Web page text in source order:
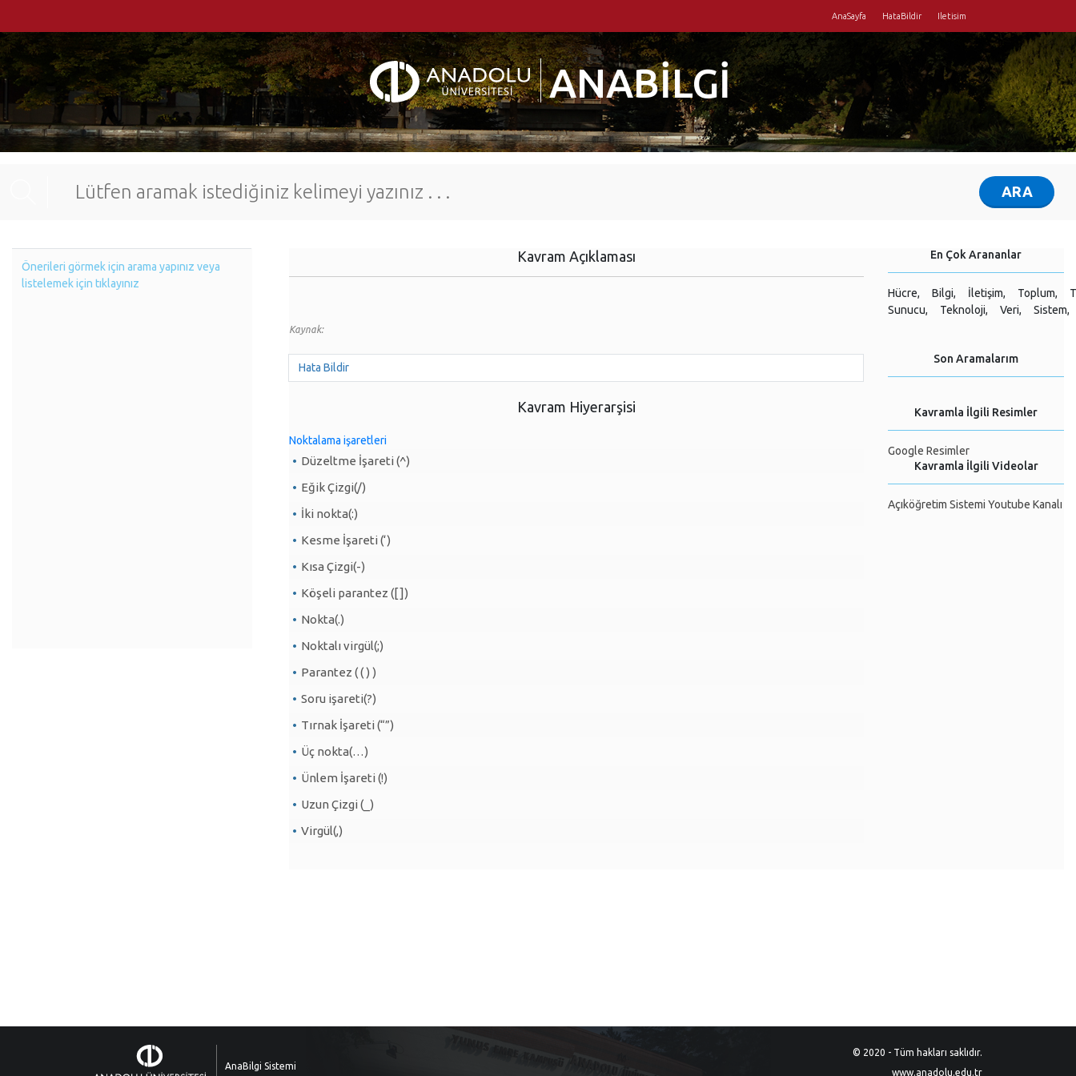
AnaSayfa HataBildir Iletisim
ANABİLGİ
Kavram Açıklaması
Kaynak:
Hata Bildir
Kavram Hiyerarşisi
Noktalama işaretleri
Düzeltme İşareti (^)
Eğik Çizgi(/)
İki nokta(:)
Kesme İşareti (‘)
Kısa Çizgi(-)
Köşeli parantez ([ ])
Nokta(.)
Noktalı virgül(;)
Parantez ( ( ) )
Soru işareti(?)
Tırnak İşareti (“”)
Üç nokta(…)
Ünlem İşareti (!)
Uzun Çizgi (_)
Virgül(,)
En Çok Arananlar
Hücre, Bilgi, İletişim, Toplum,
Sunucu,
Teknoloji, Veri, Sistem,
Son Aramalarım
Kavramla İlgili Resimler
Google Resimler
Kavramla İlgili Videolar
Açıköğretim Sistemi Youtube Kanalı
Önerileri görmek için arama yapınız veya
listelemek için tıklayınız
AnaBilgi Sistemi
© 2020 - Tüm hakları saklıdır.
www.anadolu.edu.tr